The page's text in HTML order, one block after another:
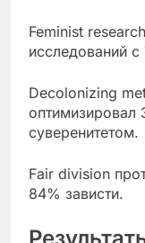
Feminist
исследований
Decolonizing
оптимизировал
суверенитетом.
Fair division
84% зависти.